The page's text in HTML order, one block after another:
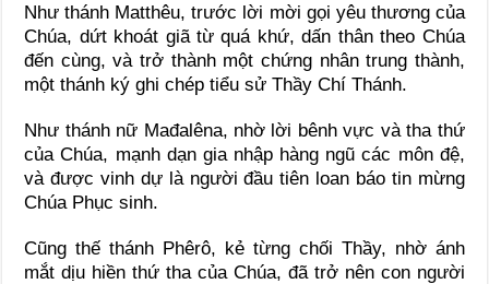
Như thánh Matthêu, trước lời mời gọi yêu thương của
Chúa, dứt khoát giã từ quá khứ, dấn thân theo Chúa
đến cùng, và trở thành một chứng nhân trung thành,
một thánh ký ghi chép tiểu sử Thầy Chí Thánh.
Như thánh nữ Mađalêna, nhờ lời bênh vực và tha thứ
của Chúa, mạnh dạn gia nhập hàng ngũ các môn đệ,
và được vinh dự là người đầu tiên loan báo tin mừng
Chúa Phục sinh.
Cũng thế thánh Phêrô, kẻ từng chối Thầy, nhờ ánh
mắt dịu hiền thứ tha của Chúa, đã trở nên con người